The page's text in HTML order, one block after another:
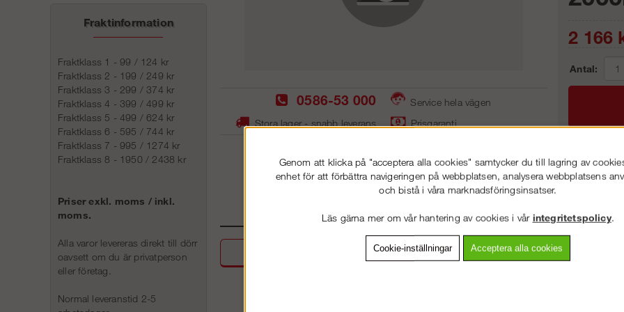
Fraktinformation
Fraktklass 1 - 99 / 124 kr
Fraktklass 2 - 199 / 249 kr
Fraktklass 3 - 299 / 374 kr
Fraktklass 4 - 399 / 499 kr
Fraktklass 5 - 499 / 624 kr
Fraktklass 6 - 595 / 744 kr
Fraktklass 7 - 995 / 1274 kr
Fraktklass 8 - 1950 / 2438 kr
Priser exkl. moms / inkl.
moms.
Alla varor levereras direkt till dörr
oavsett om du är privatperson
eller företag.
Normal leveranstid 2-5
0586-53 000
Service hela vägen
Stora lager - snabb leverans
Prisgaranti
2 166
Antal:
Frakt:
Detaljerad info
Genom att klicka på "acceptera alla cookies" samtycker du till lagring av
enhet för att förbättra navigeringen på webbplatsen, analysera webbplatsens
och bistå i våra marknadsföringsinsatser.
Läs gärna mer om vår hantering av cookies i vår integritetspolicy.
Cookie-inställningar Acceptera alla cookies
VÄLKOMMEN TILLSTEGPROFFSEN.SE
VÄNLIGEN VÄLJ PRIVAT ELLER FÖRETAG NEDAN.